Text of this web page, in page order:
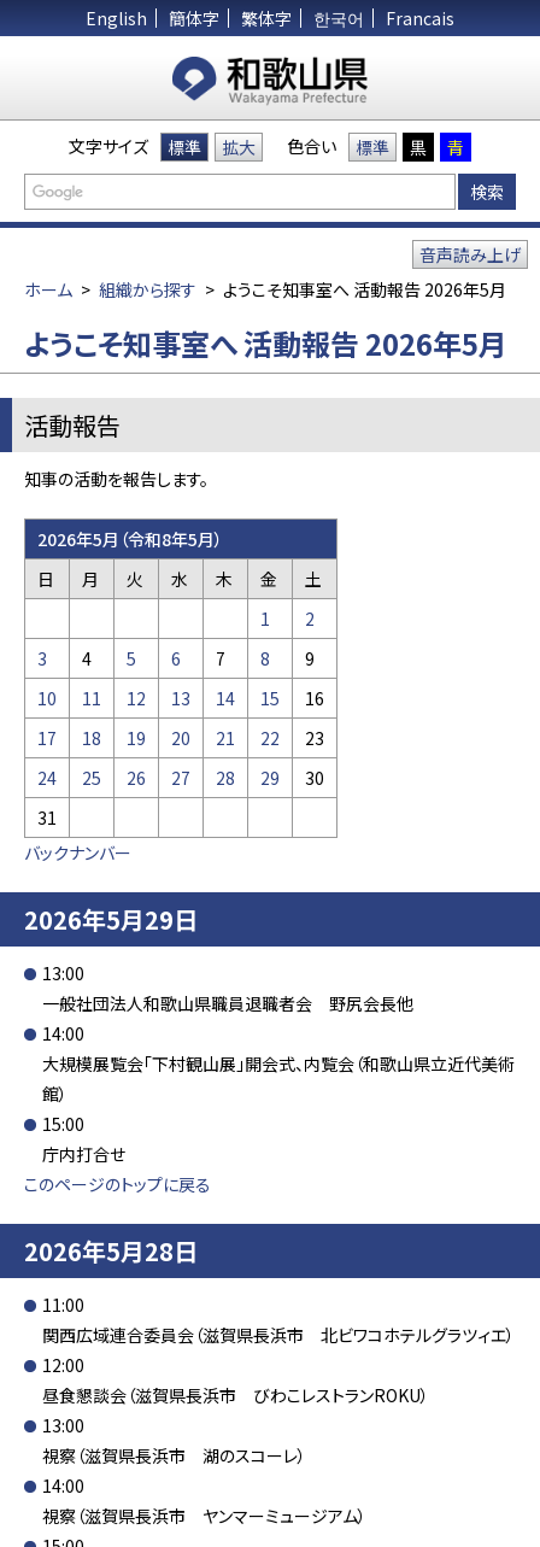
English 簡体字 繁体字 한국어 Francais
文字サイズ 標準 拡大 色合い 標準 黒 青
ホーム > 組織から探す > ようこそ知事室へ 活動報告 2026年5月
音声読み上げ
ようこそ知事室へ 活動報告 2026年5月
活動報告
知事の活動を報告します。
2026年5月（令和8年5月）
日
月 火 水 木 金
土
1
2
3
4 5 6 7 8
9
10
11 12 13 14 15
16
17
18 19 20 21 22
23
24
25 26 27 28 29
30
31
バックナンバー
2026年5月29日
13:00
一般社団法人和歌山県職員退職者会 野尻会長他
14:00
大規模展覧会「下村観山展」開会式、内覧会（和歌山県立近代美術
館）
15:00
庁内打合せ
このページのトップに戻る
2026年5月28日
11:00
関西広域連合委員会（滋賀県長浜市 北ビワコホテルグラツィエ）
12:00
昼食懇談会（滋賀県長浜市 びわこレストランROKU）
13:00
視察（滋賀県長浜市 湖のスコーレ）
14:00
視察（滋賀県長浜市 ヤンマーミュージアム）